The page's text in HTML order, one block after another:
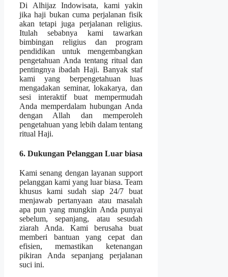
Di Alhijaz Indowisata, kami yakin
jika haji bukan cuma perjalanan fisik
akan tetapi juga perjalanan religius.
Itulah sebabnya kami tawarkan
bimbingan religius dan program
pendidikan untuk mengembangkan
pengetahuan Anda tentang ritual dan
pentingnya ibadah Haji. Banyak staf
kami yang berpengetahuan luas
mengadakan seminar, lokakarya, dan
sesi interaktif buat mempermudah
Anda memperdalam hubungan Anda
dengan Allah dan memperoleh
pengetahuan yang lebih dalam tentang
ritual Haji.
6. Dukungan Pelanggan Luar biasa
Kami senang dengan layanan support
pelanggan kami yang luar biasa. Team
khusus kami sudah siap 24/7 buat
menjawab pertanyaan atau masalah
apa pun yang mungkin Anda punyai
sebelum, sepanjang, atau sesudah
ziarah Anda. Kami berusaha buat
memberi bantuan yang cepat dan
efisien, memastikan ketenangan
pikiran Anda sepanjang perjalanan
suci ini.